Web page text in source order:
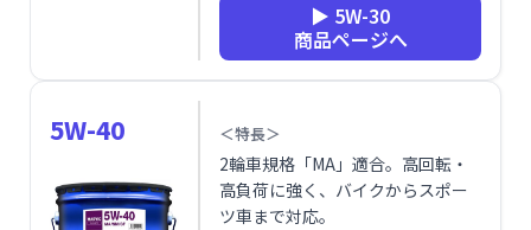
▶ 5W-30
商品ページへ
5W-40 ＜特長＞
2輪車規格「MA」適合。高回転・
高負荷に強く、バイクからスポー
ツ車まで対応。